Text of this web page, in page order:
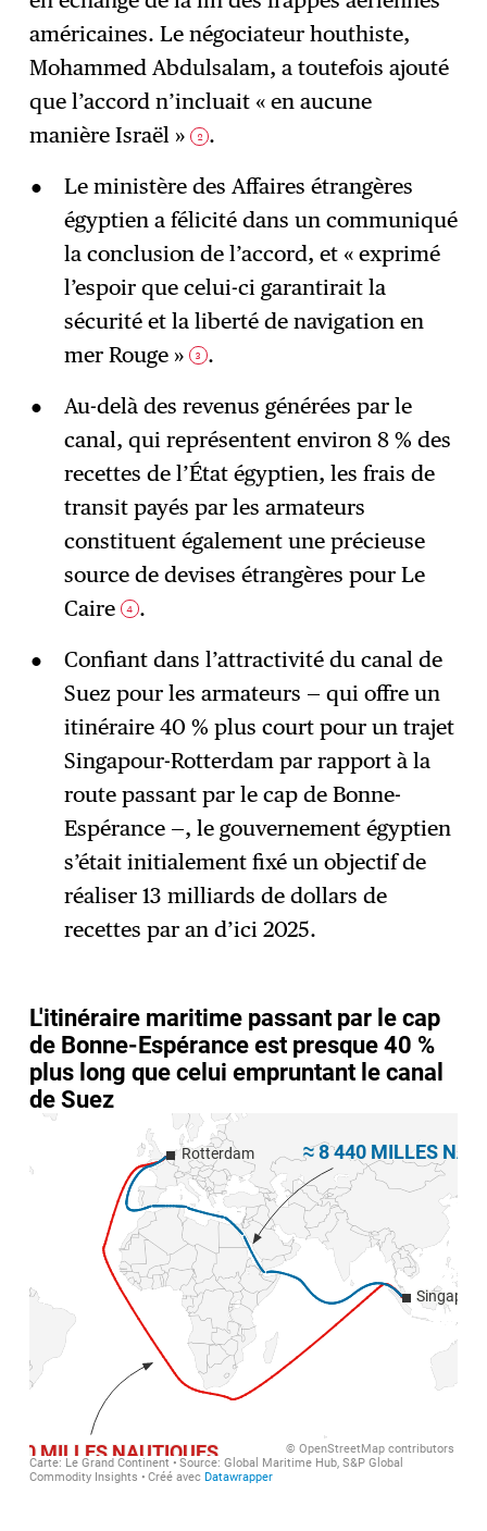
américaines. Le négociateur houthiste,
Mohammed Abdulsalam, a toutefois ajouté
que l’accord n’incluait « en aucune
manière Israël » 2 .
Le ministère des Affaires étrangères
égyptien a félicité dans un communiqué
la conclusion de l’accord, et « exprimé
l’espoir que celui-ci garantirait la
sécurité et la liberté de navigation en
mer Rouge »
3 .
Au-delà des revenus générées par le
canal, qui représentent environ 8 % des
recettes de l’État égyptien, les frais de
transit payés par les armateurs
constituent également une précieuse
source de devises étrangères pour Le
Caire
4 .
Confiant dans l’attractivité du canal de
Suez pour les armateurs — qui offre un
itinéraire 40 % plus court pour un trajet
Singapour-Rotterdam par rapport à la
route passant par le cap de Bonne-
Espérance —, le gouvernement égyptien
s’était initialement fixé un objectif de
réaliser 13 milliards de dollars de
recettes par an d’ici 2025.